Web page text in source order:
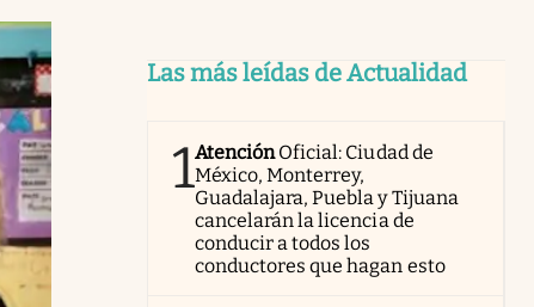
Las más leídas de Actualidad
1AtenciónOficial: Ciudad de
México, Monterrey,
Guadalajara, Puebla y Tijuana
cancelarán la licencia de
conducir a todos los
conductores que hagan esto